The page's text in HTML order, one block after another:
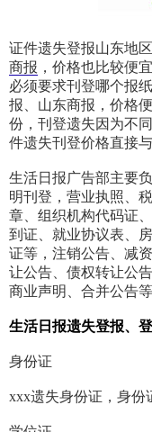
证件遗失登报山东地
商报 ，价格也比较便
必须要求刊登哪个报
报、山东商报，价格
份，刊登遗失因为不
件遗失刊登价格直接
生活日报广告部主要
明刊登，营业执照、
章、组织机构代码证
到证、就业协议表、
证等，注销公告、减
让公告、债权转让公
商业声明、合并公告
生活日报遗失登报、
身份证
xxx遗失身份证，身份